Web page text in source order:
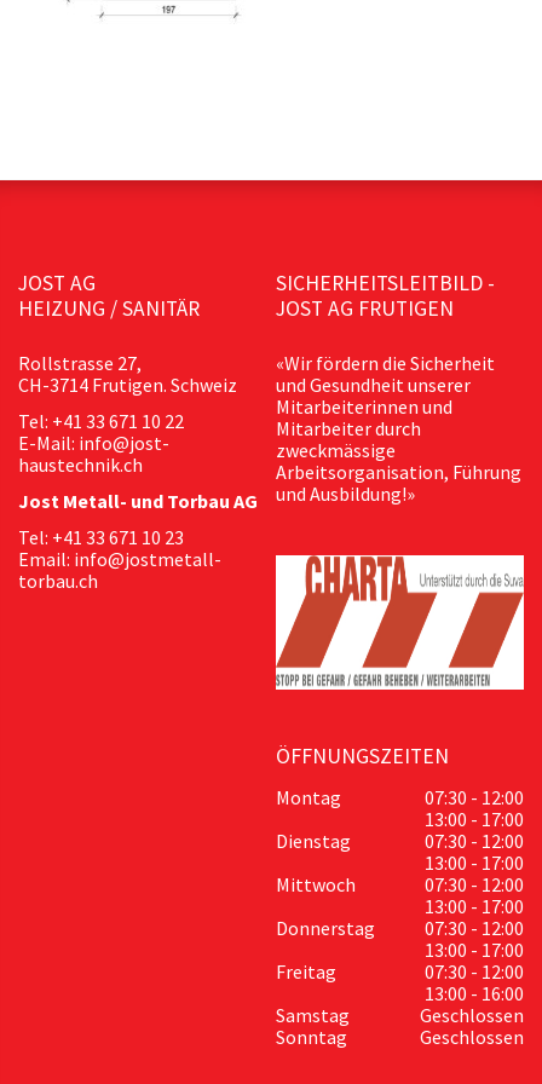
JOST AG
HEIZUNG / SANITÄR
Rollstrasse 27,
CH-3714 Frutigen. Schweiz
Tel: +41 33 671 10 22
E-Mail: info@jost-
haustechnik.ch
Jost Metall- und Torbau AG
Tel: +41 33 671 10 23
Email: info@jostmetall-
torbau.ch
SICHERHEITSLEITBILD -
JOST AG FRUTIGEN
«Wir fördern die Sicherheit
und Gesundheit unserer
Mitarbeiterinnen und
Mitarbeiter durch
zweckmässige
Arbeitsorganisation, Führung
und Ausbildung!»
ÖFFNUNGSZEITEN
Montag
07:30 - 12:00
13:00 - 17:00
Dienstag
07:30 - 12:00
13:00 - 17:00
Mittwoch
07:30 - 12:00
13:00 - 17:00
Donnerstag
07:30 - 12:00
13:00 - 17:00
Freitag
07:30 - 12:00
13:00 - 16:00
Samstag
Geschlossen
Sonntag
Geschlossen